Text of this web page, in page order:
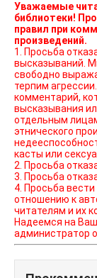
Уважаемые
библиотеки!
правил при
произведений.
1. Просьба
высказываний. Мы защищаем право наших читателей
свободно
терпим
комментарий,
высказывания
отдельным
этнического
касты или
2. Просьба
3. Просьба
4. Просьба
отношению к
читателям и их
Надеемся на
администратор